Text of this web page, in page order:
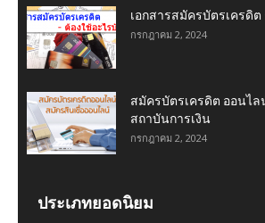
เอกสารสมัครบัตรเครดิต
กรกฎาคม 2, 2024
สมัครบัตรเครดิต ออนไ
สถาบันการเงิน
กรกฎาคม 2, 2024
ประเภทยอดนิยม